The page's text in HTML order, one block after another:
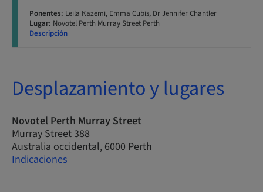
Ponentes: Leila Kazemi, Emma Cubis, Dr Jennifer Chantler
Lugar: Novotel Perth Murray Street Perth
Descripción
Desplazamiento y lugares
Novotel Perth Murray Street
Murray Street 388
Australia occidental, 6000 Perth
Indicaciones